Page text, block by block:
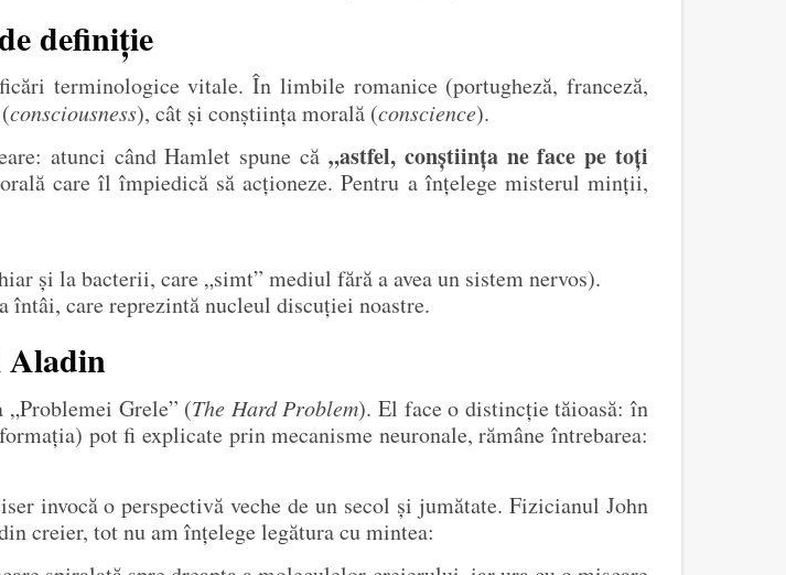
definiție
terminologice vitale. În limbile romanice (portugheză, franceză,
consciousness), cât și conștiința morală (conscience).
atunci când Hamlet spune că „astfel, conștiința ne face pe toți
care îl împiedică să acționeze. Pentru a înțelege misterul minții,
și la bacterii, care „simt” mediul fără a avea un sistem nervos).
care reprezintă nucleul discuției noastre.
Aladin
Grele” (The Hard Problem). El face o distincție tăioasă: în
pot fi explicate prin mecanisme neuronale, rămâne întrebarea:
invocă o perspectivă veche de un secol și jumătate. Fizicianul John
creier, tot nu am înțelege legătura cu mintea: